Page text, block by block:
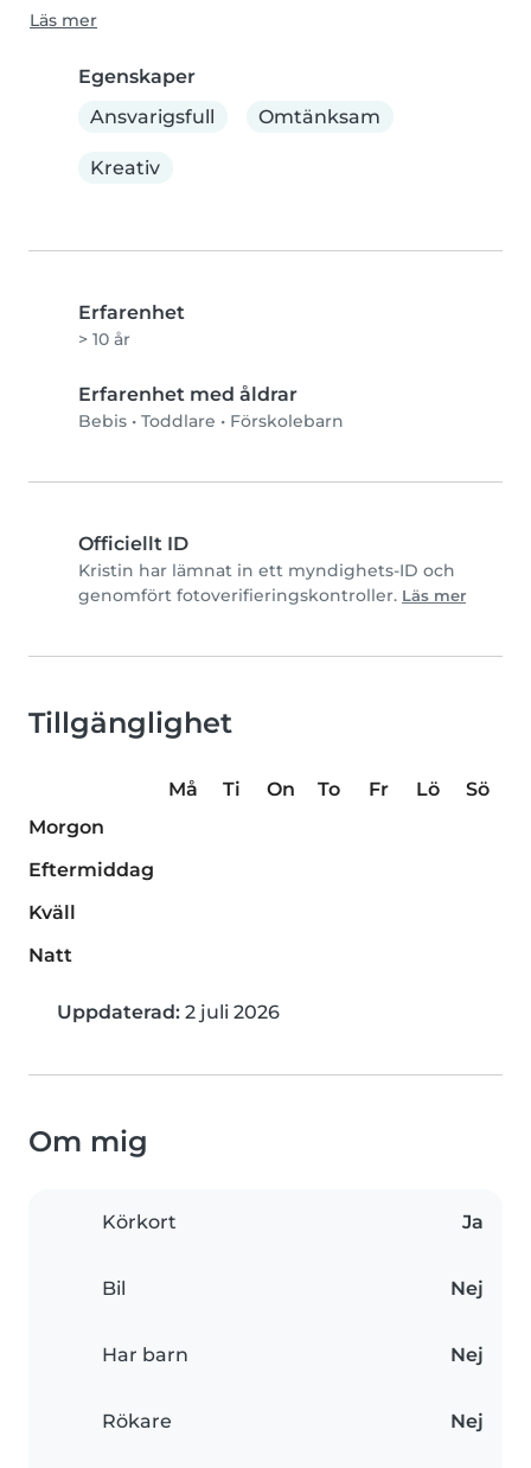
Läs mer
Egenskaper
Ansvarigsfull
Omtänksam
Kreativ
Erfarenhet
> 10 år
Erfarenhet med åldrar
Bebis • Toddlare • Förskolebarn
Officiellt ID
Kristin har lämnat in ett myndighets-ID och
genomfört fotoverifieringskontroller. Läs mer
Tillgänglighet
Må Ti On To Fr Lö
Sö
Morgon
Eftermiddag
Kväll
Natt
Uppdaterad: 2 juli 2026
Om mig
Körkort Ja
Bil Nej
Har barn Nej
Rökare Nej